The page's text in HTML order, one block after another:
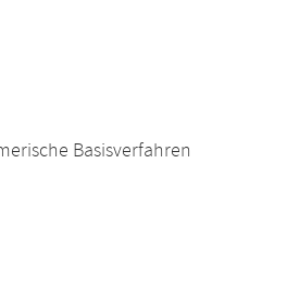
Basisverfahren